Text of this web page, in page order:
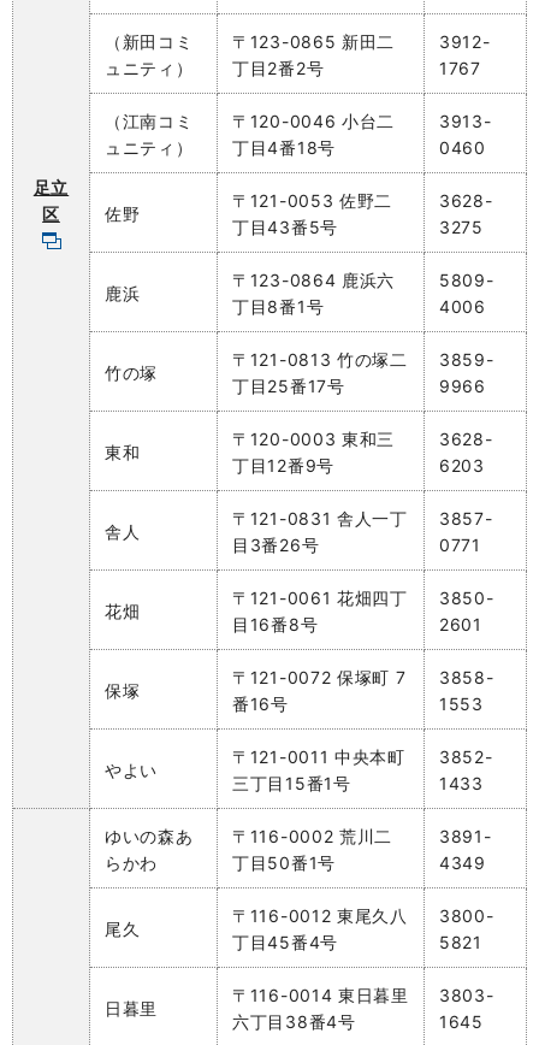
足立
区
（新田コミ
ュニティ）
〒123-0865 新田二
丁目2番2号
3912-
1767
（江南コミ
ュニティ）
〒120-0046 小台二
丁目4番18号
3913-
0460
佐野
〒121-0053 佐野二
丁目43番5号
3628-
3275
鹿浜
〒123-0864 鹿浜六
丁目8番1号
5809-
4006
竹の塚
〒121-0813 竹の塚二
丁目25番17号
3859-
9966
東和
〒120-0003 東和三
丁目12番9号
3628-
6203
舎人
〒121-0831 舎人一丁
目3番26号
3857-
0771
花畑
〒121-0061 花畑四丁
目16番8号
3850-
2601
保塚
〒121-0072 保塚町 7
番16号
3858-
1553
やよい
〒121-0011 中央本町
三丁目15番1号
3852-
1433
ゆいの森あ
らかわ
〒116-0002 荒川二
丁目50番1号
3891-
4349
尾久
〒116-0012 東尾久八
丁目45番4号
3800-
5821
日暮里
〒116-0014 東日暮里
六丁目38番4号
3803-
1645